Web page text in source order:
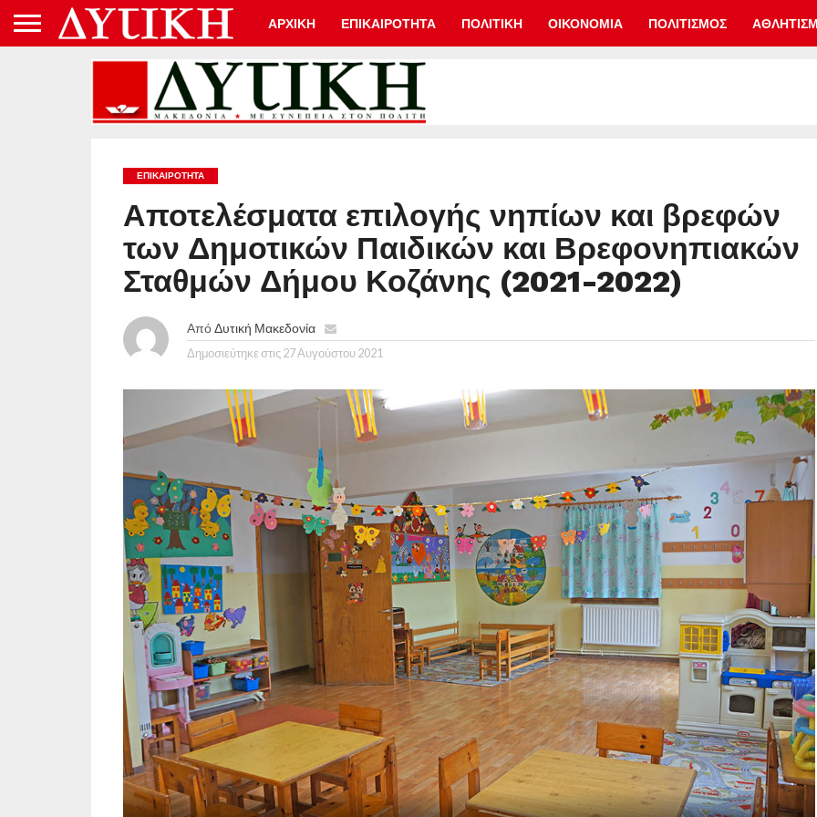
ΑΡΧΙΚΗ ΕΠΙΚΑΙΡΟΤΗΤΑ ΠΟΛΙΤΙΚΗ ΟΙΚΟΝΟΜΙΑ ΠΟΛΙΤΙΣΜΟΣ
ΕΠΙΚΑΙΡΟΤΗΤΑ
Αποτελέσματα επιλογής νηπίων και βρεφών
των Δημοτικών Παιδικών και Βρεφονηπιακών
Σταθμών Δήμου Κοζάνης (2021-2022)
ΑπόΔυτική Μακεδονία
Δημοσιεύτηκε στις 27 Αυγούστου 2021